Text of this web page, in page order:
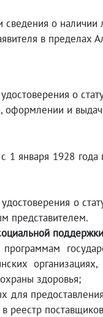
о наличии
в пределах
о
оформлении и
января 1928 года
о
представителем.
организациях,
здоровья;
для
реестр